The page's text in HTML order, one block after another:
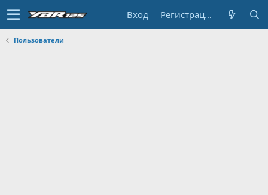
Вход Регистрация
Пользователи